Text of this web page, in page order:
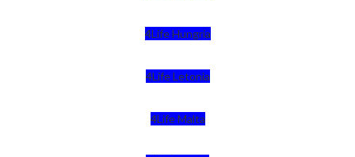
4Life Hungria
4Life Letonia
4Life Malta